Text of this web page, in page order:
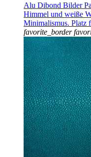
Alu Dibond Bilder
Himmel und weiße
Minimalismus. Platz
favorite_border